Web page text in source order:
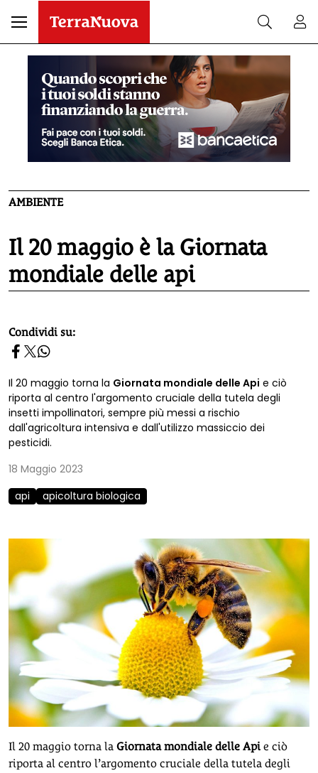
AMBIENTE
Il 20 maggio è la Giornata
mondiale delle api
homepage h2
Condividi su:
Il 20 maggio torna la Giornata mondiale delle Api e ciò
riporta al centro l'argomento cruciale della tutela degli
insetti impollinatori, sempre più messi a rischio
dall'agricoltura intensiva e dall'utilizzo massiccio dei
pesticidi.
18 Maggio 2023
api
apicoltura biologica
Il 20 maggio torna la Giornata mondiale delle Api e ciò
riporta al centro l’argomento cruciale della tutela degli